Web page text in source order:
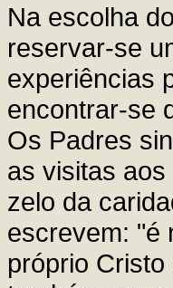
Na escolha
reservar-se
experiências
encontrar-se
Os Padres
as visitas
zelo da
escrevem: "é
próprio